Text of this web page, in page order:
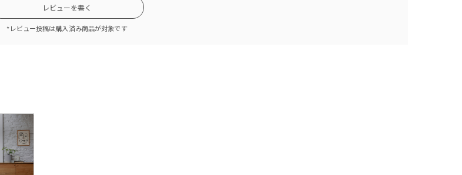
レビューを書く
*レビュー投稿は購入済み商品が対象です